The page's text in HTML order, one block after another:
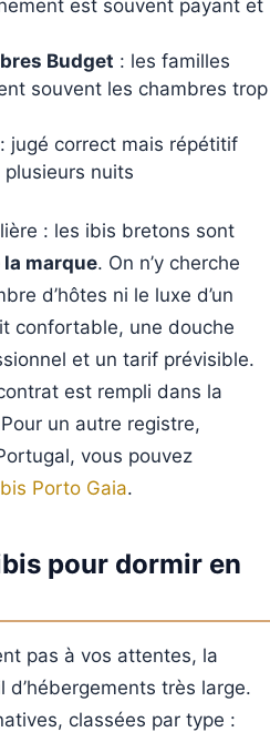
est souvent payant et
Budget : les familles
souvent les chambres trop
: jugé correct mais répétitif
nuits
: les ibis bretons sont
marque. On n’y cherche
d’hôtes ni le luxe d’un
confortable, une douche
et un tarif prévisible.
est rempli dans la
un autre registre,
vous pouvez
Porto Gaia.
pour dormir en
pas à vos attentes, la
très large.
classées par type :